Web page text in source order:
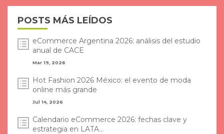
POSTS MÁS LEÍDOS
eCommerce Argentina 2026: análisis del estudio
anual de CACE
Mar 19, 2026
Hot Fashion 2026 México: el evento de moda
online más grande
Jul 14, 2026
Calendario eCommerce 2026: fechas clave y
estrategia en LATA...